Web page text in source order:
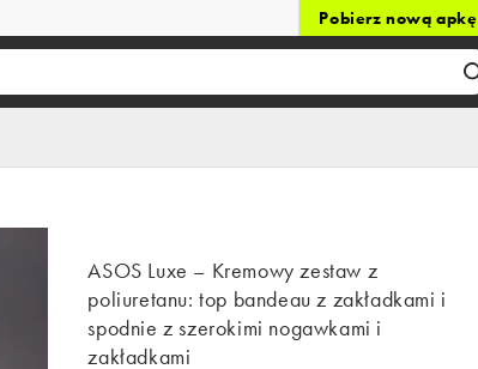
Pobierz nową apkę
ASOS Luxe – Kremowy zestaw z
poliuretanu: top bandeau z zakładkami i
spodnie z szerokimi nogawkami i
zakładkami